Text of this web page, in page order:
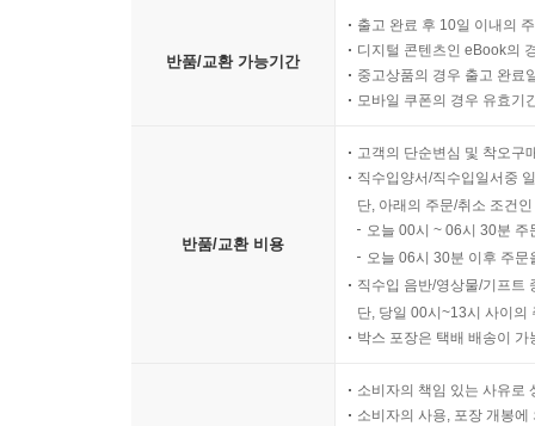
반품/교환 가능기간
출고 완료 후 10일 이내의
디지털 콘텐츠인 eBook의
중고상품의 경우 출고 완료
모바일 쿠폰의 경우 유효기
반품/교환 비용
고객의 단순변심 및 착오구
직수입양서/직수입일서중
단, 아래의 주문/취소 조건
오늘 00시 ~ 06시 30분
오늘 06시 30분 이후 주
직수입 음반/영상물/기프트
단, 당일 00시~13시 사이의
박스 포장은 택배 배송이
소비자의 책임 있는 사유로
소비자의 사용, 포장 개봉